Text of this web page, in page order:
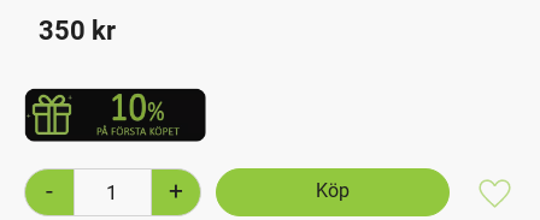
350 kr
+
-